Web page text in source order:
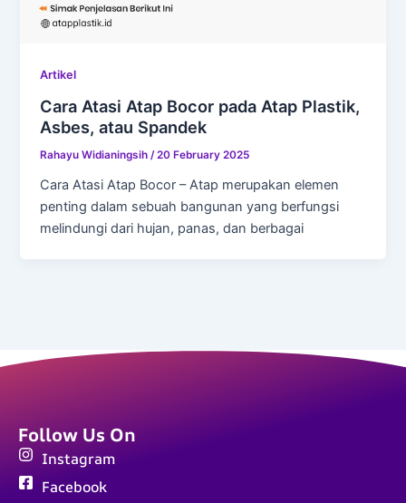
Artikel
Cara Atasi Atap Bocor pada Atap Plastik,
Asbes, atau Spandek
Rahayu Widianingsih/20 February 2025
Cara Atasi Atap Bocor – Atap merupakan elemen
penting dalam sebuah bangunan yang berfungsi
melindungi dari hujan, panas, dan berbagai
Follow Us On
Instagram
Facebook